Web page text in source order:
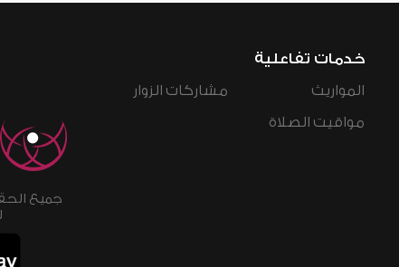
خدمات تفاعلية
المواريث
مواقيت الصلاة
مشاركات الزوار